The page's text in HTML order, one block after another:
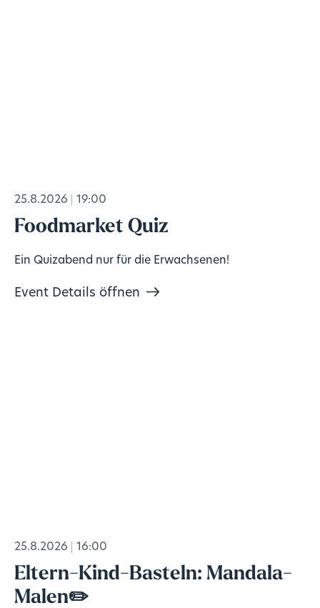
25.8.2026 19:00
Foodmarket Quiz
Ein Quizabend nur für die Erwachsenen!
Event Details öffnen
25.8.2026 16:00
Eltern-Kind-Basteln: Mandala-
Malen✏️